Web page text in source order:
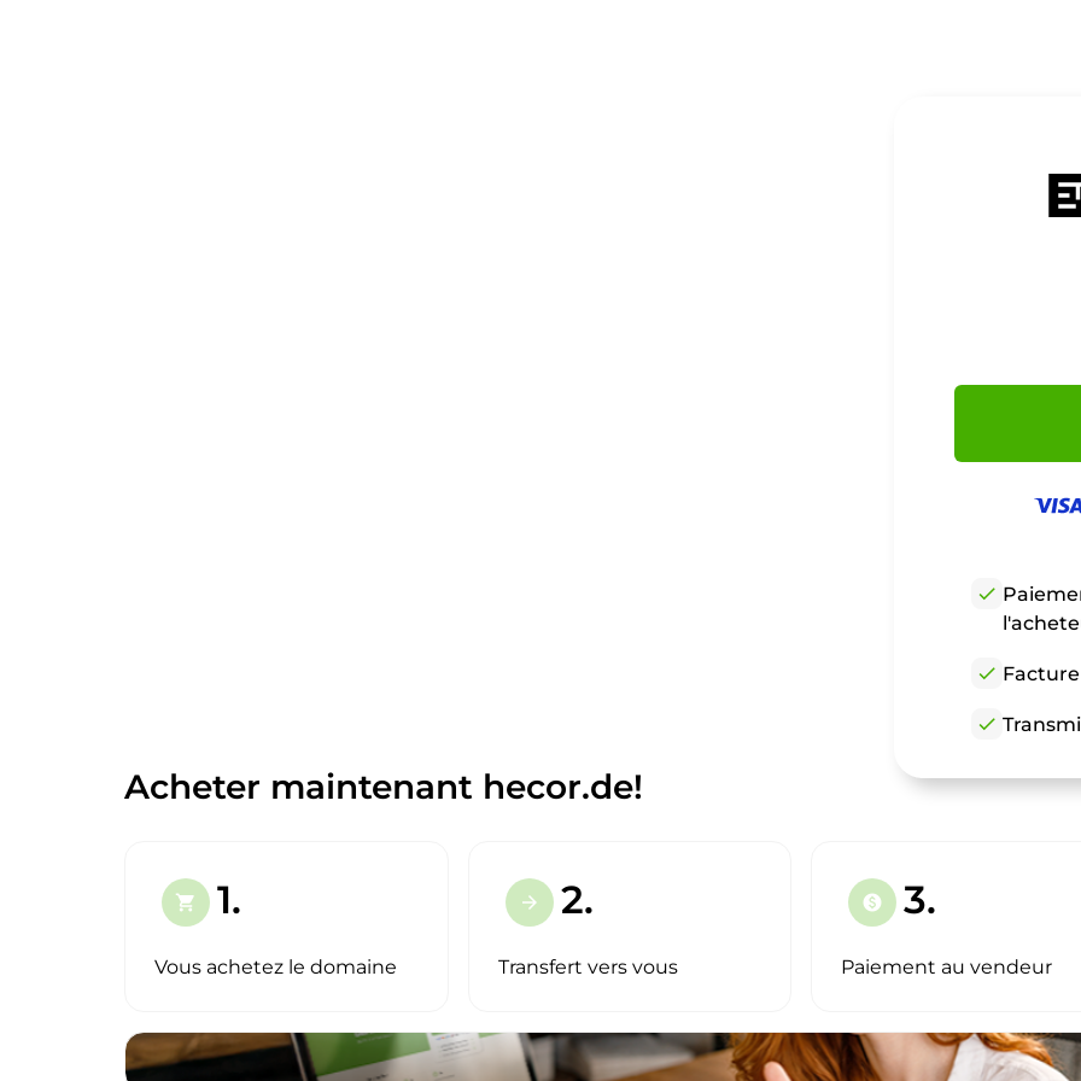
check
check
check
Acheter maintenant hecor.de!
shopping_cart 1.
Vous achetez le domaine
arrow_forward 2.
Transfert vers vous
paid 3.
Paiement au vendeur